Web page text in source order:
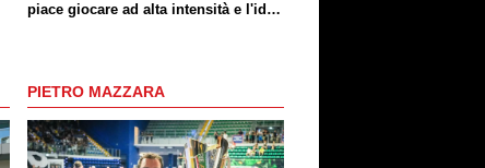
piace giocare ad alta intensità e l'idea
PIETRO MAZZARA